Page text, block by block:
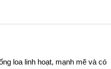
loa linh hoạt, mạnh mẽ và có